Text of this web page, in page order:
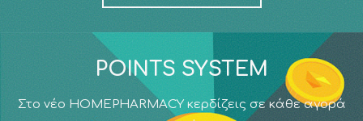
POINTS SYSTEM
Στο νέο HOMEPHARMACY κερδίζεις σε κάθε αγορά